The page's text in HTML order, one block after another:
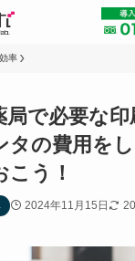
率
局で必要な印
タの費用を
こう！
2024年11月15日